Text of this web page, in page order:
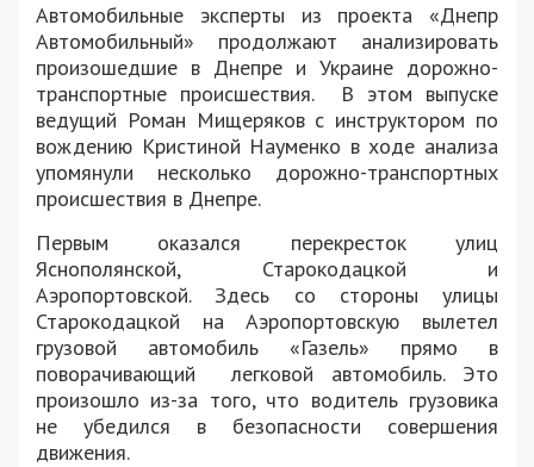
Автомобильные эксперты из проекта «Днепр
Автомобильный» продолжают анализировать
произошедшие в Днепре и Украине дорожно-
транспортные происшествия. В этом выпуске
ведущий Роман Мищеряков с инструктором по
вождению Кристиной Науменко в ходе анализа
упомянули несколько дорожно-транспортных
происшествия в Днепре.
Первым оказался перекресток улиц
Яснополянской, Старокодацкой и
Аэропортовской. Здесь со стороны улицы
Старокодацкой на Аэропортовскую вылетел
грузовой автомобиль «Газель» прямо в
поворачивающий легковой автомобиль. Это
произошло из-за того, что водитель грузовика
не убедился в безопасности совершения
движения.